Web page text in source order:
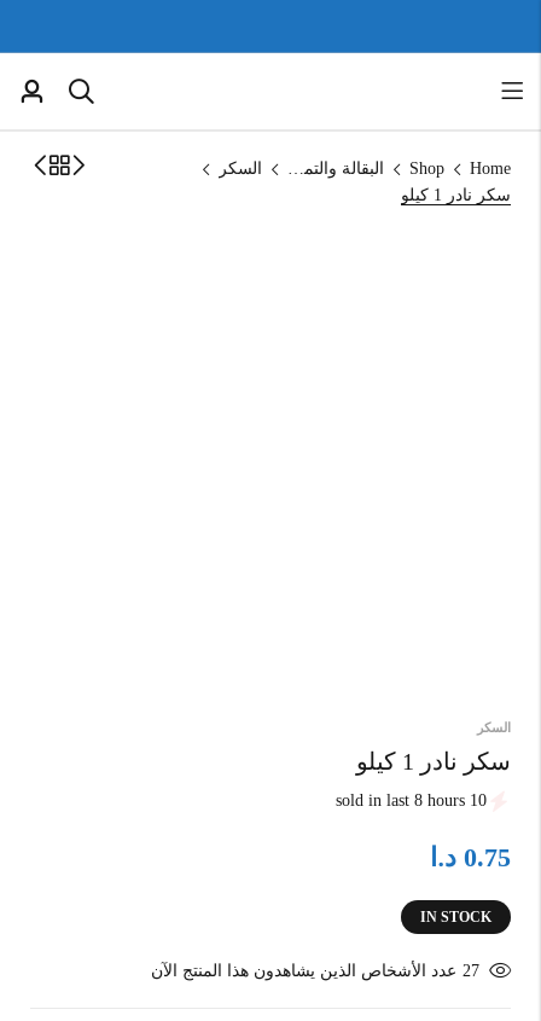
Home
Shop البقالة والتموين
السكر
سكر نادر 1 كيلو
السكر
سكر نادر 1 كيلو
10 sold in last 8 hours
0.75 د.ا
IN STOCK
27 عدد الأشخاص الذين يشاهدون هذا المنتج الآن